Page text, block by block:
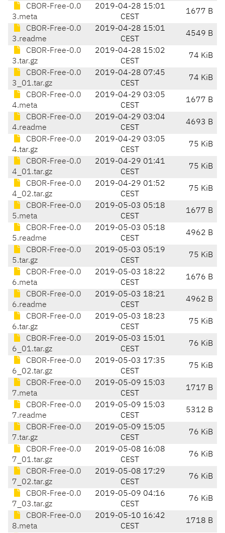
CBOR-Free-0.0
3.meta
2019-04-28 15:01
CEST
1677 B
CBOR-Free-0.0
3.readme
2019-04-28 15:01
CEST
4549 B
CBOR-Free-0.0
3.tar.gz
2019-04-28 15:02
CEST
74 KiB
CBOR-Free-0.0
3_01.tar.gz
2019-04-28 07:45
CEST
74 KiB
CBOR-Free-0.0
4.meta
2019-04-29 03:05
CEST
1677 B
CBOR-Free-0.0
4.readme
2019-04-29 03:04
CEST
4693 B
CBOR-Free-0.0
4.tar.gz
2019-04-29 03:05
CEST
75 KiB
CBOR-Free-0.0
4_01.tar.gz
2019-04-29 01:41
CEST
75 KiB
CBOR-Free-0.0
4_02.tar.gz
2019-04-29 01:52
CEST
75 KiB
CBOR-Free-0.0
5.meta
2019-05-03 05:18
CEST
1677 B
CBOR-Free-0.0
5.readme
2019-05-03 05:18
CEST
4962 B
CBOR-Free-0.0
5.tar.gz
2019-05-03 05:19
CEST
75 KiB
CBOR-Free-0.0
6.meta
2019-05-03 18:22
CEST
1676 B
CBOR-Free-0.0
6.readme
2019-05-03 18:21
CEST
4962 B
CBOR-Free-0.0
6.tar.gz
2019-05-03 18:23
CEST
75 KiB
CBOR-Free-0.0
6_01.tar.gz
2019-05-03 15:01
CEST
76 KiB
CBOR-Free-0.0
6_02.tar.gz
2019-05-03 17:35
CEST
75 KiB
CBOR-Free-0.0
7.meta
2019-05-09 15:03
CEST
1717 B
CBOR-Free-0.0
7.readme
2019-05-09 15:03
CEST
5312 B
CBOR-Free-0.0
7.tar.gz
2019-05-09 15:05
CEST
76 KiB
CBOR-Free-0.0
7_01.tar.gz
2019-05-08 16:08
CEST
76 KiB
CBOR-Free-0.0
7_02.tar.gz
2019-05-08 17:29
CEST
76 KiB
CBOR-Free-0.0
7_03.tar.gz
2019-05-09 04:16
CEST
76 KiB
CBOR-Free-0.0
8.meta
2019-05-10 16:42
CEST
1718 B